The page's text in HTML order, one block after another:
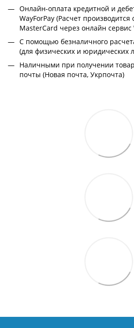
Онлайн-оплата кредитной и
WayForPay (Расчет
MasterCard через онлайн сервис
С помощью безналичного
(для физических и юридических
Наличными при получении
почты (Новая почта, Укрпочта)